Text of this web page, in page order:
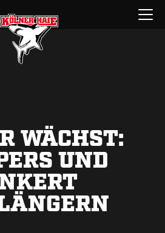
Menü
öffnen
WÄCHST:
UND